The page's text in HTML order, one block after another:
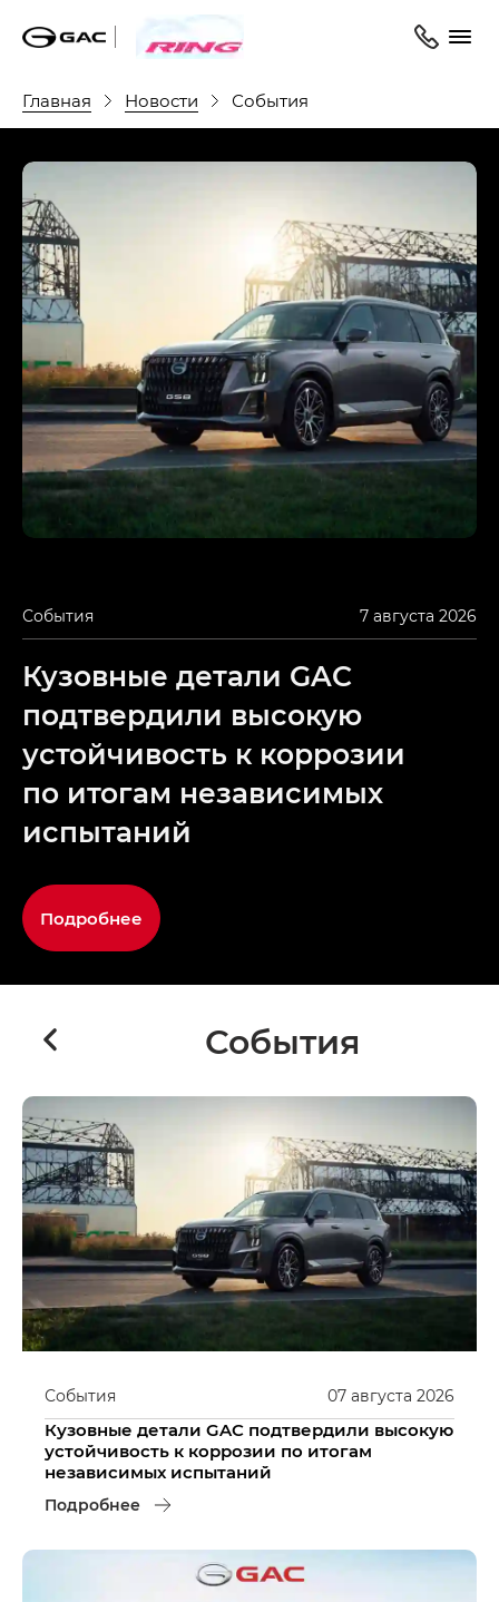
Главная Новости События
События 7 августа 2026
Кузовные детали GAC
подтвердили высокую
устойчивость к коррозии
по итогам независимых
испытаний
Подробнее
События
07 августа 2026
События
Кузовные детали GAC подтвердили высокую
устойчивость к коррозии по итогам
независимых испытаний
Подробнее